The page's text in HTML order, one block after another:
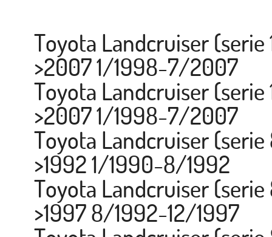
Toyota Landcruiser (serie
>2007 1/1998-7/2007
Toyota Landcruiser (serie
>2007 1/1998-7/2007
Toyota Landcruiser
>1992 1/1990-8/1992
Toyota Landcruiser
>1997 8/1992-12/1997